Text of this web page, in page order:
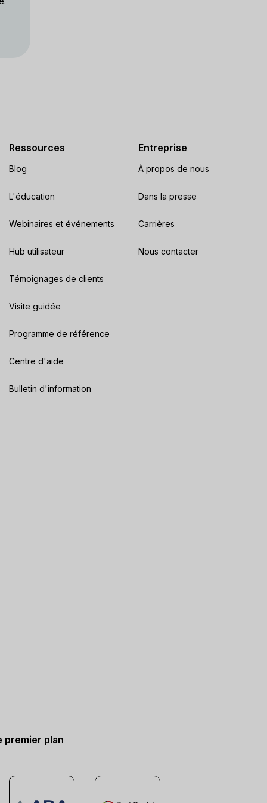
Ressources
Blog
L'éducation
Webinaires et événements
Hub utilisateur
Témoignages de clients
Visite guidée
Programme de référence
Centre d'aide
Bulletin d'information
Entreprise
À propos de nous
Dans la presse
Carrières
Nous contacter
premier plan